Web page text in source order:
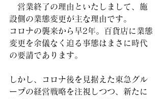
営業終了の理由といたしまして、施
設側の業態変更が主な理由です。
コロナの襲来から早2年。百貨店に業態
変更を余儀なく迫る事態はまさに時代
の要請であります。
しかし、コロナ後を見据えた東急グル
ープの経営戦略を注視しつつ、新たに